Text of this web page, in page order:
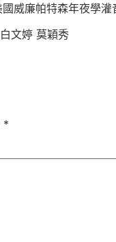
威廉帕特森年夜學
文婷 莫穎秀
*